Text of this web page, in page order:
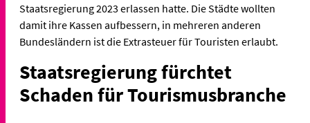
Staatsregierung 2023 erlassen hatte. Die Städte wollten
damit ihre Kassen aufbessern, in mehreren anderen
Bundesländern ist die Extrasteuer für Touristen erlaubt.
Staatsregierung fürchtet
Schaden für Tourismusbranche